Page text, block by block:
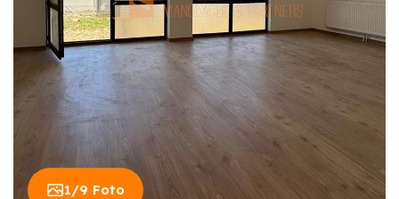
1/9 Foto